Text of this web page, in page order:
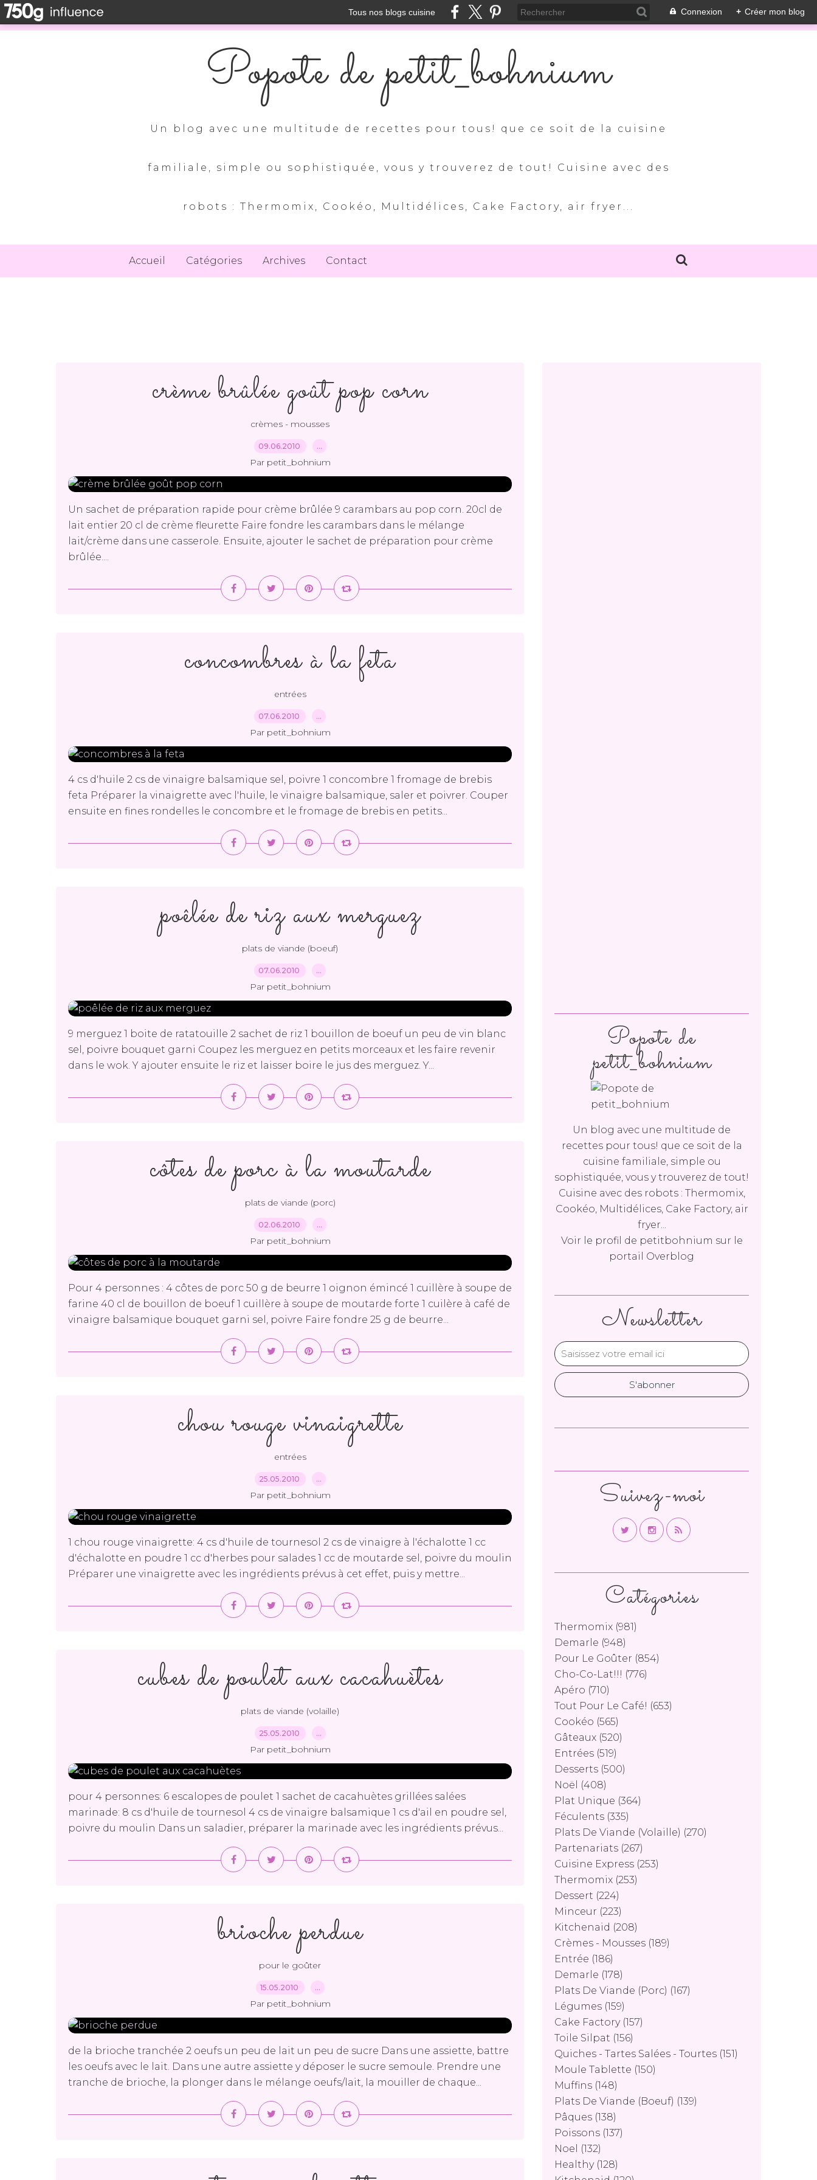
Tous nos blogs cuisine Connexion + Créer mon blog
Popote de petit_bohnium
Un blog avec une multitude de recettes pour tous! que ce soit de la cuisine
familiale, simple ou sophistiquée, vous y trouverez de tout! Cuisine avec des
robots : Thermomix, Cookéo, Multidélices, Cake Factory, air fryer...
Accueil Catégories Archives Contact
crème brûlée goût pop corn
crèmes - mousses
09.06.2010 …
Par petit_bohnium
Un sachet de préparation rapide pour crème brûlée 9 carambars au pop corn. 20cl de
lait entier 20 cl de crème fleurette Faire fondre les carambars dans le mélange
lait/crème dans une casserole. Ensuite, ajouter le sachet de préparation pour crème
brûlée....
concombres à la feta
entrées
07.06.2010 …
Par petit_bohnium
4 cs d'huile 2 cs de vinaigre balsamique sel, poivre 1 concombre 1 fromage de brebis
feta Préparer la vinaigrette avec l'huile, le vinaigre balsamique, saler et poivrer. Couper
ensuite en fines rondelles le concombre et le fromage de brebis en petits...
poêlée de riz aux merguez
plats de viande (boeuf)
07.06.2010 …
Par petit_bohnium
9 merguez 1 boite de ratatouille 2 sachet de riz 1 bouillon de boeuf un peu de vin blanc
sel, poivre bouquet garni Coupez les merguez en petits morceaux et les faire revenir
dans le wok. Y ajouter ensuite le riz et laisser boire le jus des merguez. Y...
côtes de porc à la moutarde
plats de viande (porc)
02.06.2010 …
Par petit_bohnium
Pour 4 personnes : 4 côtes de porc 50 g de beurre 1 oignon émincé 1 cuillère à soupe de
farine 40 cl de bouillon de boeuf 1 cuillère à soupe de moutarde forte 1 cuilère à café de
vinaigre balsamique bouquet garni sel, poivre Faire fondre 25 g de beurre...
chou rouge vinaigrette
entrées
25.05.2010 …
Par petit_bohnium
1 chou rouge vinaigrette: 4 cs d'huile de tournesol 2 cs de vinaigre à l'échalotte 1 cc
d'échalotte en poudre 1 cc d'herbes pour salades 1 cc de moutarde sel, poivre du moulin
Préparer une vinaigrette avec les ingrédients prévus à cet effet, puis y mettre...
cubes de poulet aux cacahuètes
plats de viande (volaille)
25.05.2010 …
Par petit_bohnium
pour 4 personnes: 6 escalopes de poulet 1 sachet de cacahuètes grillées salées
marinade: 8 cs d'huile de tournesol 4 cs de vinaigre balsamique 1 cs d'ail en poudre sel,
poivre du moulin Dans un saladier, préparer la marinade avec les ingrédients prévus...
brioche perdue
pour le goûter
15.05.2010 …
Par petit_bohnium
de la brioche tranchée 2 oeufs un peu de lait un peu de sucre Dans une assiette, battre
les oeufs avec le lait. Dans une autre assiette y déposer le sucre semoule. Prendre une
tranche de brioche, la plonger dans le mélange oeufs/lait, la mouiller de chaque...
Newsletter
Catégories
Thermomix (981)
Demarle (948)
Pour Le Goûter (854)
Cho-Co-Lat!!! (776)
Apéro (710)
Tout Pour Le Café! (653)
Cookéo (565)
Gâteaux (520)
Entrées (519)
Desserts (500)
Noël
(408)
Plat Unique (364)
Féculents (335)
Plats De Viande (volaille) (270)
Partenariats (267)
Cuisine Express (253)
Thermomix (253)
Dessert (224)
Minceur (223)
Kitchenaid (208)
Crèmes - Mousses (189)
Entrée (186)
Demarle (178)
Plats De Viande (porc) (167)
Légumes (159)
Cake Factory(157)
Toile Silpat (156)
Quiches - Tartes Salées - Tourtes (151)
Moule Tablette (150)
Muffins (148)
Plats De Viande (boeuf) (139)
Pâques (138)
Poissons (137)
Noel
(132)
Healthy(128)
Popote de
petit_bohnium
Un blog avec une multitude de
recettes pour tous! que ce soit de la
cuisine familiale, simple ou
sophistiquée, vous y trouverez de tout!
Cuisine avec des robots : Thermomix,
Cookéo, Multidélices, Cake Factory, air
fryer...
Voir le profil de petitbohnium sur le
portail Overblog
Suivez-moi